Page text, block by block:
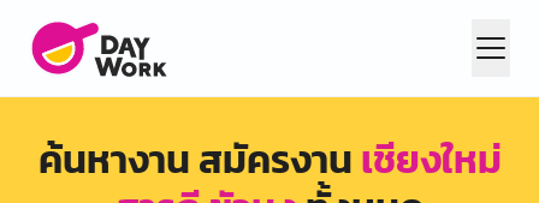
ค้นหางาน สมัครงานเชียงใหม่